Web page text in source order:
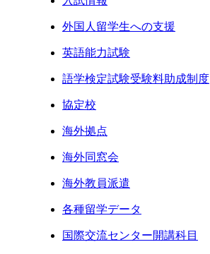
外国人留学生への支援
英語能力試験
語学検定試験受験料助成制度
協定校
海外拠点
海外同窓会
海外教員派遣
各種留学データ
国際交流センター開講科目